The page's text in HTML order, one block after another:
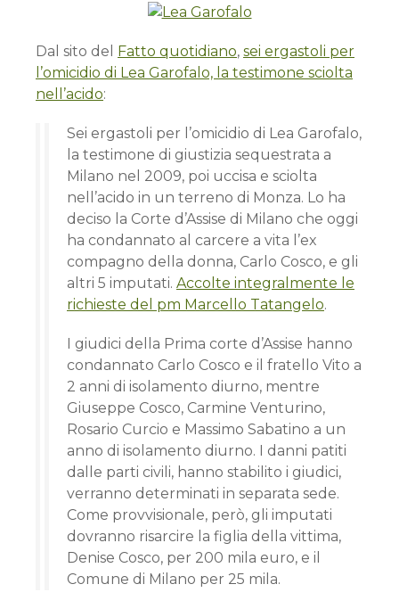
Dal sito del Fatto quotidiano, sei ergastoli per
l’omicidio di Lea Garofalo, la testimone sciolta
nell’acido:
Sei ergastoli per l’omicidio di Lea Garofalo,
la testimone di giustizia sequestrata a
Milano nel 2009, poi uccisa e sciolta
nell’acido in un terreno di Monza. Lo ha
deciso la Corte d’Assise di Milano che oggi
ha condannato al carcere a vita l’ex
compagno della donna, Carlo Cosco, e gli
altri 5 imputati. Accolte integralmente le
richieste del pm Marcello Tatangelo.
I giudici della Prima corte d’Assise hanno
condannato Carlo Cosco e il fratello Vito a
2 anni di isolamento diurno, mentre
Giuseppe Cosco, Carmine Venturino,
Rosario Curcio e Massimo Sabatino a un
anno di isolamento diurno. I danni patiti
dalle parti civili, hanno stabilito i giudici,
verranno determinati in separata sede.
Come provvisionale, però, gli imputati
dovranno risarcire la figlia della vittima,
Denise Cosco, per 200 mila euro, e il
Comune di Milano per 25 mila.